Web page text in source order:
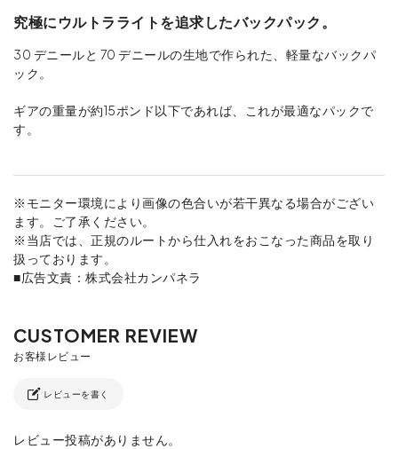
究極にウルトラライトを追求したバックパック。
30 デニールと 70 デニールの生地で作られた、軽量なバックパ
ック。
ギアの重量が約15ポンド以下であれば、これが最適なパックで
す。
※モニター環境により画像の色合いが若干異なる場合がござい
ます。ご了承ください。
※当店では、正規のルートから仕入れをおこなった商品を取り
扱っております。
■広告文責：株式会社カンパネラ
レビューを書く
レビュー投稿がありません。